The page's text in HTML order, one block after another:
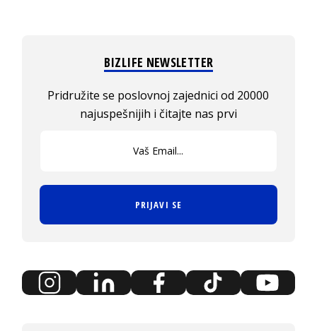
BIZLIFE NEWSLETTER
Pridružite se poslovnoj zajednici od 20000
najuspešnijih i čitajte nas prvi
PRIJAVI SE